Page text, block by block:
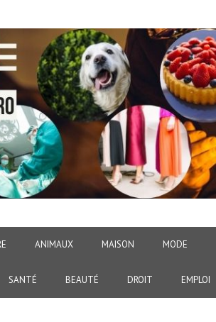
ANIMAUX MAISON MODE
SANTÉ BEAUTÉ DROIT EMPLOI